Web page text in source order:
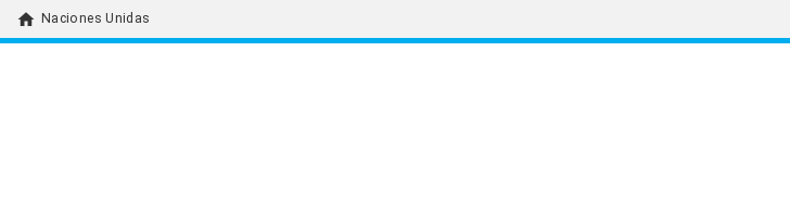
home Naciones Unidas